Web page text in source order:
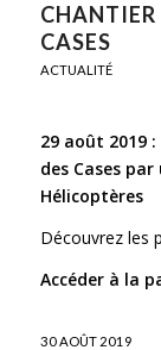
CHANTIER
CASES
ACTUALITÉ
29 août 2019
des Cases par
Hélicoptères
Découvrez les
Accéder à la
30 AOÛT 2019